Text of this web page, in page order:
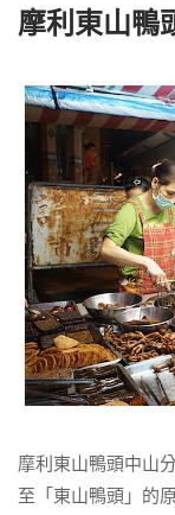
摩利東山鴨
摩利東山鴨頭中山
至「東山鴨頭」的